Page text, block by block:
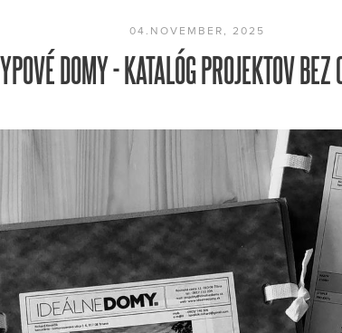
04.NOVEMBER, 2025
TYPOVÉ DOMY - KATALÓG PROJEKTOV BEZ